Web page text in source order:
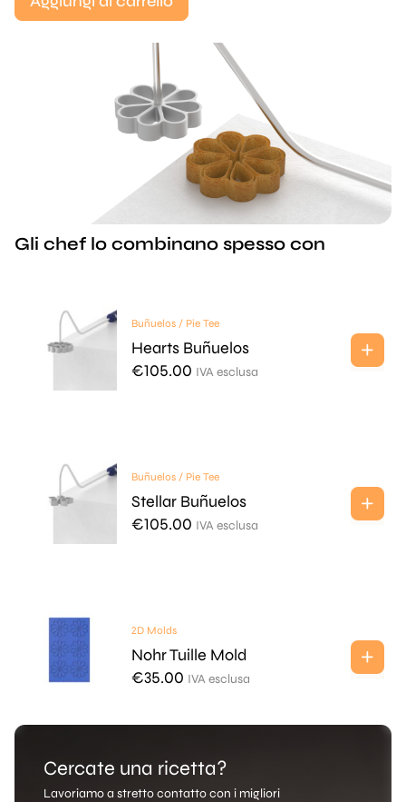
Gli chef lo combinano spesso con
Buñuelos / Pie Tee
Hearts Buñuelos
€105.00 IVA esclusa
Buñuelos / Pie Tee
Stellar Buñuelos
€105.00 IVA esclusa
2D Molds
Nohr Tuille Mold
€35.00 IVA esclusa
Cercate una ricetta?
Lavoriamo a stretto contatto con i migliori